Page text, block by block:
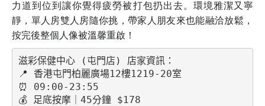
力道到位到讓你覺得疲勞被打包扔出去。環境雅潔又寧
靜，單人房雙人房隨你挑，帶家人朋友來也能融洽放鬆，
按完後整個人像被溫馨重啟！
滋彩保健中心 (屯門店) 店家資訊：
📍 香港屯門柏麗廣場12樓1219-20室
⏰ 09:00-23:55
💰 足底按摩｜45分鐘 $178